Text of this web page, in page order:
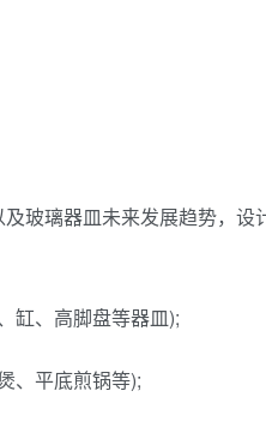
玻璃器皿未来发展趋势，
缸、高脚盘等器皿);
、平底煎锅等);